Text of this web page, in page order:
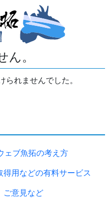
ん。
られませんでした。
ェブ魚拓の考え方
得用などの有料サービス
ご意見など